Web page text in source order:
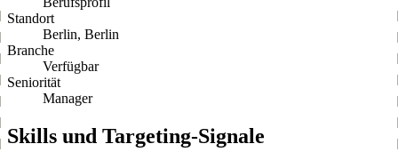
Standort
Berlin, Berlin
Branche
Verfügbar
Seniorität
Manager
Skills und Targeting-Signale